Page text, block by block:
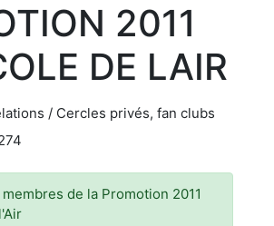
2011
DE LAIR
/ Cercles privés, fan clubs
de la Promotion 2011